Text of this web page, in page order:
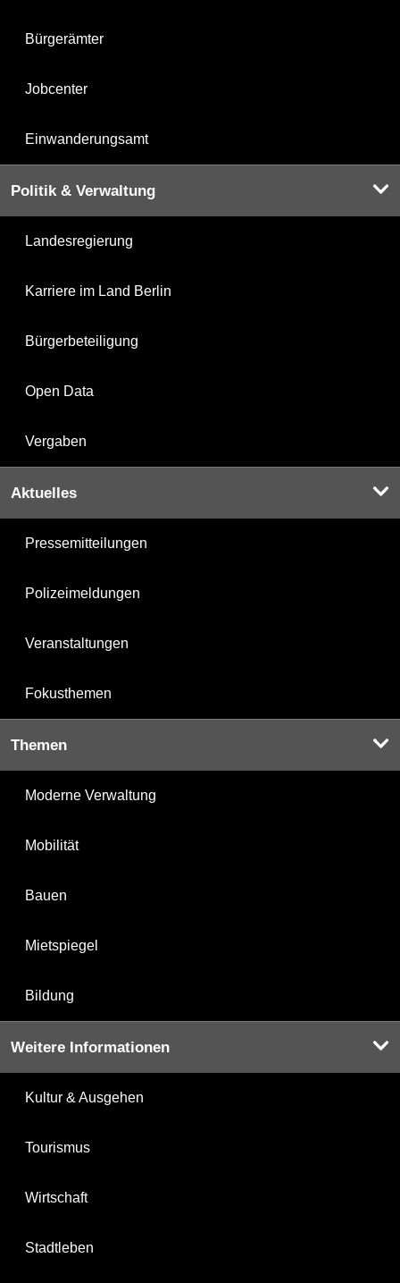
Bürgerämter
Jobcenter
Einwanderungsamt
Politik & Verwaltung
Landesregierung
Karriere im Land Berlin
Bürgerbeteiligung
Open Data
Vergaben
Aktuelles
Pressemitteilungen
Polizeimeldungen
Veranstaltungen
Fokusthemen
Themen
Moderne Verwaltung
Mobilität
Bauen
Mietspiegel
Bildung
Weitere Informationen
Kultur & Ausgehen
Tourismus
Wirtschaft
Stadtleben